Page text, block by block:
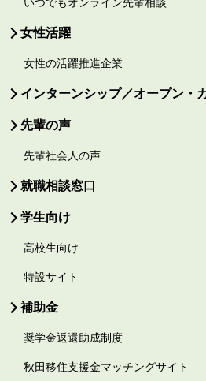
女性活躍
女性の活躍推進企業
インターンシップ／オープン・
先輩の声
先輩社会人の声
就職相談窓口
学生向け
高校生向け
特設サイト
補助金
奨学金返還助成制度
秋田移住支援金マッチングサイト